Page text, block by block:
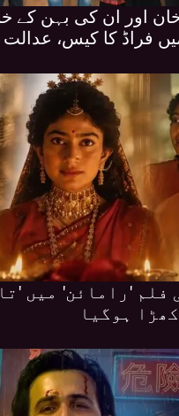
اور ان کی بہن کے
فراڈ کا کیس، عدالت
فلم 'رامائن' میں
ہوگیا